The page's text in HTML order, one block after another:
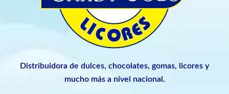
Distribuidora de dulces, chocolates, gomas, licores y
mucho más a nivel nacional.